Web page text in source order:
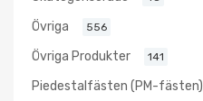
Övriga 556
Övriga Produkter 141
Piedestalfästen (PM-fästen)